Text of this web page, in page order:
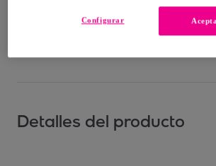
Detalles del producto
Configurar